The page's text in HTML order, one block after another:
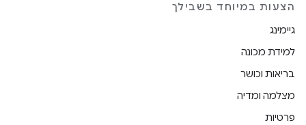
הצעות במיוחד בשבילך
גיימינג
למידת מכונה
בריאות וכושר
מצלמה ומדיה
פרטיות